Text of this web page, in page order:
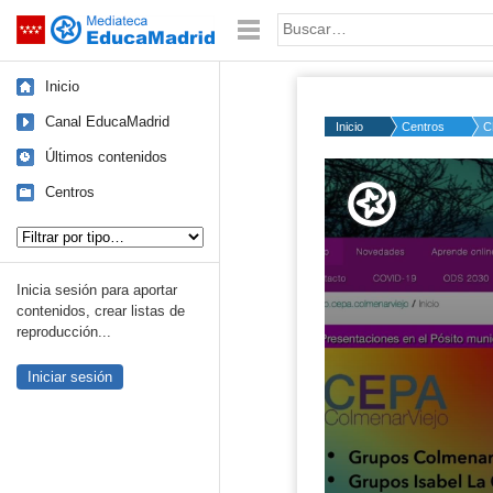
Saltar navegación Palabra o frase:
Inicio
Canal EducaMadrid
Últimos contenidos
Centros
Inicia sesión para aportar
contenidos, crear listas de
reproducción...
Iniciar sesión
Inicio Centros
Volume
50%